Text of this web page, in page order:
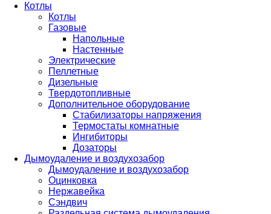
Котлы
Котлы
Газовые
Напольные
Настенные
Электрические
Пеллетные
Дизельные
Твердотопливные
Дополнительное оборудование
Стабилизаторы напряжения
Термостаты комнатные
Ингибиторы
Дозаторы
Дымоудаление и воздухозабор
Дымоудаление и воздухозабор
Оцинковка
Нержавейка
Сэндвич